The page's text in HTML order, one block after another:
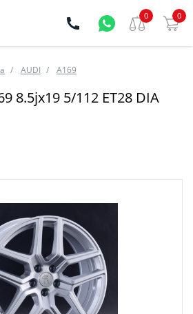
0 0
AUDI A169
8.5jx19 5/112 ET28 DIA